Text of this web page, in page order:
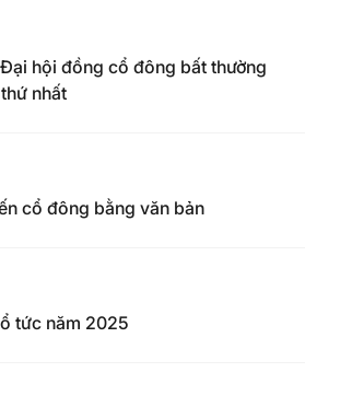
hội đồng cổ đông bất thường
nhất
cổ đông bằng văn bản
tức năm 2025